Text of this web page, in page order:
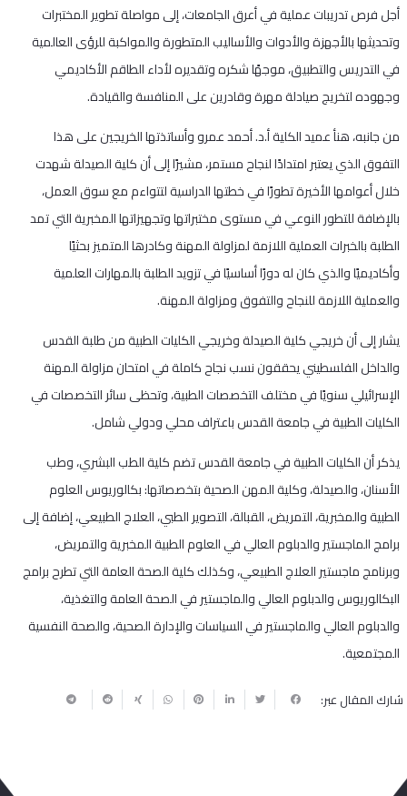
أجل فرص تدريبات عملية في أعرق الجامعات، إلى مواصلة تطوير المختبرات
وتحديثها بالأجهزة والأدوات والأساليب المتطورة والمواكبة للرؤى العالمية
في التدريس والتطبيق، موجهًا شكره وتقديره لأداء الطاقم الأكاديمي
وجهوده لتخريج صيادلة مهرة وقادرين على المنافسة والقيادة.
من جانبه، هنأ عميد الكلية أ.د. أحمد عمرو وأساتذتها الخريجين على هذا
التفوق الذي يعتبر امتدادًا لنجاح مستمر، مشيرًا إلى أن كلية الصيدلة شهدت
خلال أعوامها الأخيرة تطورًا في خطتها الدراسية لتتواءم مع سوق العمل،
بالإضافة للتطور النوعي في مستوى مختبراتها وتجهيزاتها المخبرية التي تمد
الطلبة بالخبرات العملية اللازمة لمزاولة المهنة وكادرها المتميز بحثيًا
وأكاديميًا والذي كان له دورًا أساسيًا في تزويد الطلبة بالمهارات العلمية
والعملية اللازمة للنجاح والتفوق ومزاولة المهنة.
يشار إلى أن خريجي كلية الصيدلة وخريجي الكليات الطبية من طلبة القدس
والداخل الفلسطيني يحققون نسب نجاح كاملة في امتحان مزاولة المهنة
الإسرائيلي سنويًا في مختلف التخصصات الطبية، وتحظى سائر التخصصات في
الكليات الطبية في جامعة القدس باعتراف محلي ودولي شامل.
يذكر أن الكليات الطبية في جامعة القدس تضم كلية الطب البشري، وطب
الأسنان، والصيدلة، وكلية المهن الصحية بتخصصاتها: بكالوريوس العلوم
الطبية والمخبرية، التمريض، القبالة، التصوير الطبي، العلاج الطبيعي، إضافة إلى
برامج الماجستير والدبلوم العالي في العلوم الطبية المخبرية والتمريض،
وبرنامج ماجستير العلاج الطبيعي، وكذلك كلية الصحة العامة التي تطرح برامج
البكالوريوس والدبلوم العالي والماجستير في الصحة العامة والتغذية،
والدبلوم العالي والماجستير في السياسات والإدارة الصحية، والصحة النفسية
المجتمعية.
شارك المقال عبر: